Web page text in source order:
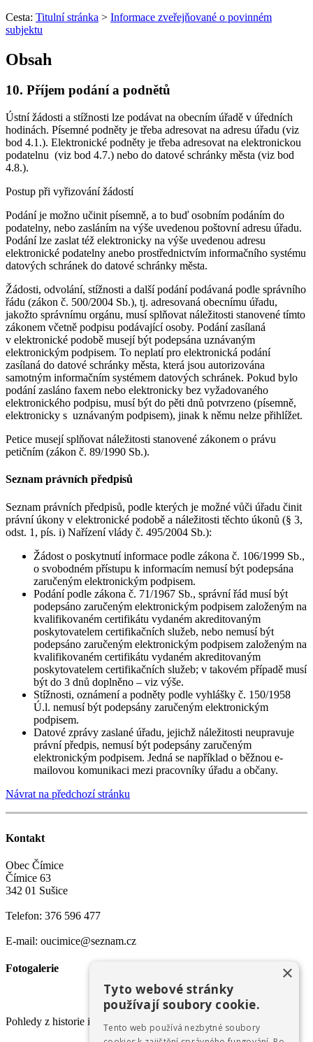
Cesta: Titulní stránka > Informace zveřejňované o povinném
subjektu
Obsah
10. Příjem podání a podnětů
Ústní žádosti a stížnosti lze podávat na obecním úřadě v úředních
hodinách. Písemné podněty je třeba adresovat na adresu úřadu (viz
bod 4.1.). Elektronické podněty je třeba adresovat na elektronickou
podatelnu (viz bod 4.7.) nebo do datové schránky města (viz bod
4.8.).
Postup při vyřizování žádostí
Podání je možno učinit písemně, a to buď osobním podáním do
podatelny, nebo zasláním na výše uvedenou poštovní adresu úřadu.
Podání lze zaslat též elektronicky na výše uvedenou adresu
elektronické podatelny anebo prostřednictvím informačního systému
datových schránek do datové schránky města.
Žádosti, odvolání, stížnosti a další podání podávaná podle správního
řádu (zákon č. 500/2004 Sb.), tj. adresovaná obecnímu úřadu,
jakožto správnímu orgánu, musí splňovat náležitosti stanovené tímto
zákonem včetně podpisu podávající osoby. Podání zasílaná
v elektronické podobě musejí být podepsána uznávaným
elektronickým podpisem. To neplatí pro elektronická podání
zasílaná do datové schránky města, která jsou autorizována
samotným informačním systémem datových schránek. Pokud bylo
podání zasláno faxem nebo elektronicky bez vyžadovaného
elektronického podpisu, musí být do pěti dnů potvrzeno (písemně,
elektronicky s uznávaným podpisem), jinak k němu nelze přihlížet.
Petice musejí splňovat náležitosti stanovené zákonem o právu
petičním (zákon č. 89/1990 Sb.).
Seznam právních předpisů
Seznam právních předpisů, podle kterých je možné vůči úřadu činit
právní úkony v elektronické podobě a náležitosti těchto úkonů (§ 3,
odst. 1, pís. i) Nařízení vlády č. 495/2004 Sb.):
Žádost o poskytnutí informace podle zákona č. 106/1999 Sb.,
o svobodném přístupu k informacím nemusí být podepsána
zaručeným elektronickým podpisem.
Podání podle zákona č. 71/1967 Sb., správní řád musí být
podepsáno zaručeným elektronickým podpisem založeným na
kvalifikovaném certifikátu vydaném akreditovaným
poskytovatelem certifikačních služeb, nebo nemusí být
podepsáno zaručeným elektronickým podpisem založeným na
kvalifikovaném certifikátu vydaném akreditovaným
poskytovatelem certifikačních služeb; v takovém případě musí
být do 3 dnů doplněno – viz výše.
Stížnosti, oznámení a podněty podle vyhlášky č. 150/1958
Ú.l. nemusí být podepsány zaručeným elektronickým
podpisem.
Datové zprávy zaslané úřadu, jejichž náležitosti neupravuje
právní předpis, nemusí být podepsány zaručeným
elektronickým podpisem. Jedná se například o běžnou e-
mailovou komunikaci mezi pracovníky úřadu a občany.
Návrat na předchozí stránku
Kontakt
Obec Čímice
Čímice 63
342 01 Sušice
Telefon: 376 596 477
E-mail: oucimice@seznam.cz
Fotogalerie
Pohledy z historie i současnosti
×
Tyto webové stránky
používají soubory cookie.
Tento web používá nezbytné soubory